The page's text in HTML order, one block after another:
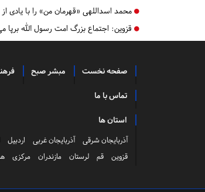
محمد اسداللهی «قهرمان من» را با یادی
قزوین: اجتماع بزرگ امت رسول الله برپا
صفحه نخست مبشر صبح
تماس با ما
استان ها
آذربایجان شرقی آذربایجان غربی اردبیل
قزوین
قم لرستان مازندران مرکزی